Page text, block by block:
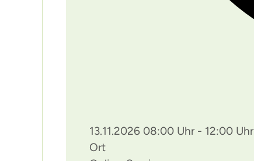
13.11.2026 08:00 Uhr - 12:00 Uhr
Ort